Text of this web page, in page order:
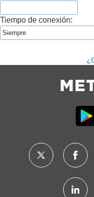
Tiempo de conexión: